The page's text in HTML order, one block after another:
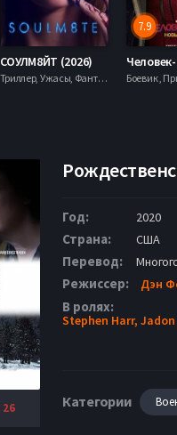
СОУЛМ8ЙТ (2026)
Триллер, Ужасы, Фантастика,
7.9
26
Год: 2020
Страна: США
Перевод:
Режиссер: Дэн
В ролях:
Stephen Harr, Jadon
Категории